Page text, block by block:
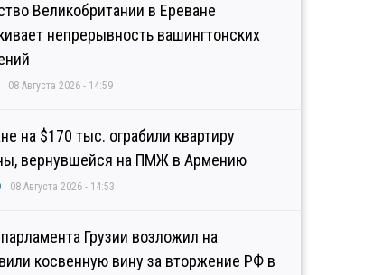
Великобритании в Ереване
непрерывность вашингтонских
08 Августа 2026 - 14:59
на $170 тыс. ограбили квартиру
вернувшейся на ПМЖ в Армению
08 Августа 2026 - 14:53
Грузии возложил на
косвенную вину за вторжение РФ в